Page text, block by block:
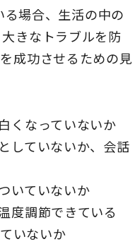
ら体温を逃がさないよう
の体の生理反応にありま
を感じると、体は熱を保持
血管を収縮させます。血
なると、血液が流れにくく
心臓は血液を送り出すた
た血圧変化は誰にでも起
があり、特に高齢者 (シ
合はそのリスクが高まり
日々の生活環境を整える
に防ぐことが可能です。
では、血圧サージやヒー
の危険性、家庭で簡単に
場合、生活の中の
きなトラブルを防
成功させるための見
くなっていないか
していないか、会話
いていないか
度調節できている
いないか